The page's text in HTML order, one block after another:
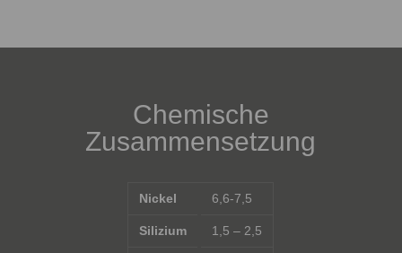
Chemische
Zusammensetzung
Nickel
Silizium
6,6-7,5
1,5 – 2,5